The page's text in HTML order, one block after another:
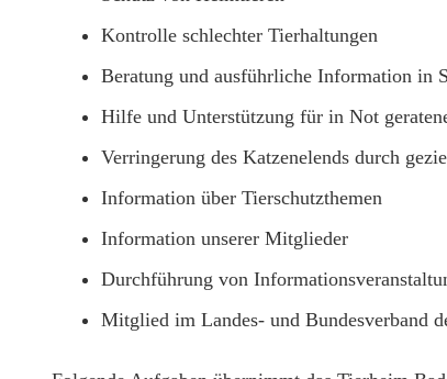
Kontrolle schlechter Tierhaltungen
Beratung und ausführliche Information in
Hilfe und Unterstützung für in Not
Verringerung des Katzenelends durch
Information über Tierschutzthemen
Information unserer Mitglieder
Durchführung von
Mitglied im Landes- und Bundesverband